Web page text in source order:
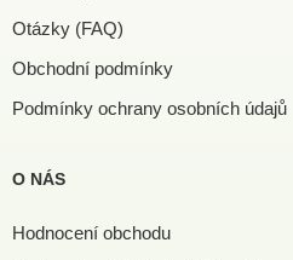
Otázky (FAQ)
Obchodní podmínky
Podmínky ochrany osobních údajů
O NÁS
Hodnocení obchodu